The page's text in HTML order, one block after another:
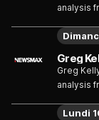
analysis
Greg
Greg
analysis
Lundi